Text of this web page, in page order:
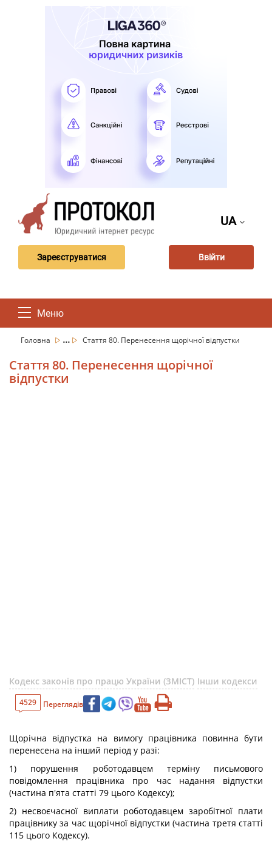
UA
Зареєструватися Ввійти
Меню
Головна ... Стаття 80. Перенесення щорічної відпустки
Стаття 80. Перенесення щорічної
відпустки
Кодекс законів про працю України (ЗМІСТ) Інши кодекси
4529 Переглядів
Щорічна відпустка на вимогу працівника повинна бути
перенесена на інший період у разі:
1) порушення роботодавцем терміну письмового
повідомлення працівника про час надання відпустки
(частина п'ята статті 79 цього Кодексу);
2) несвоєчасної виплати роботодавцем заробітної плати
працівнику за час щорічної відпустки (частина третя статті
115 цього Кодексу).